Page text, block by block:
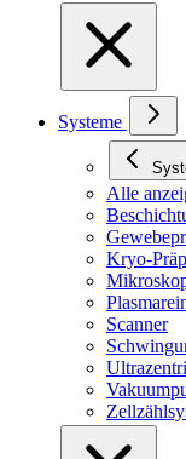
Systeme
Alle
Kryo-
Scanner